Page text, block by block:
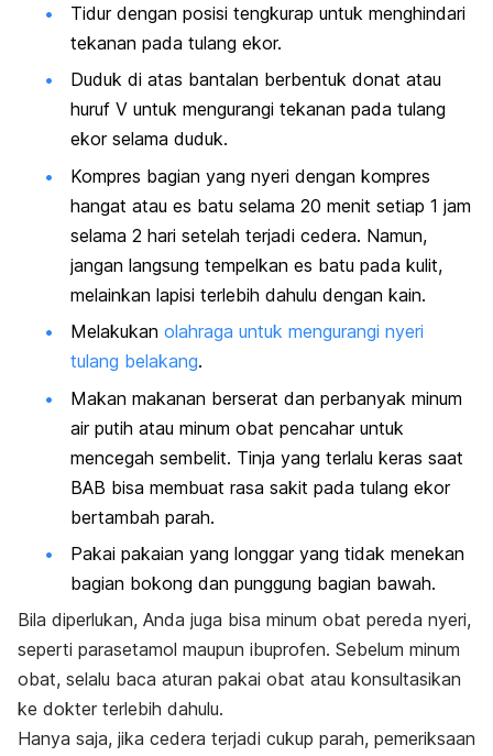
Tidur dengan posisi tengkurap untuk menghindari
tekanan pada tulang ekor.
Duduk di atas bantalan berbentuk donat atau
huruf V untuk mengurangi tekanan pada tulang
ekor selama duduk.
Kompres bagian yang nyeri dengan kompres
hangat atau es batu selama 20 menit setiap 1 jam
selama 2 hari setelah terjadi cedera. Namun,
jangan langsung tempelkan es batu pada kulit,
melainkan lapisi terlebih dahulu dengan kain.
Melakukan olahraga untuk mengurangi nyeri
tulang belakang.
Makan makanan berserat dan perbanyak minum
air putih atau minum obat pencahar untuk
mencegah sembelit. Tinja yang terlalu keras saat
BAB bisa membuat rasa sakit pada tulang ekor
bertambah parah.
Pakai pakaian yang longgar yang tidak menekan
bagian bokong dan punggung bagian bawah.
Bila diperlukan, Anda juga bisa minum obat pereda nyeri,
seperti parasetamol maupun ibuprofen. Sebelum minum
obat, selalu baca aturan pakai obat atau konsultasikan
ke dokter terlebih dahulu.
Hanya saja, jika cedera terjadi cukup parah, pemeriksaan